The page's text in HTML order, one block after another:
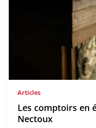
Articles
Les comptoirs en
Nectoux